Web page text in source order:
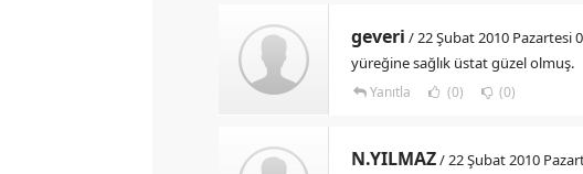
geveri / 22 Şubat 2010 Pazartesi
yüreğine sağlık üstat güzel olmuş.
Yanıtla (0) (0)
N.YILMAZ/ 22 Şubat 2010